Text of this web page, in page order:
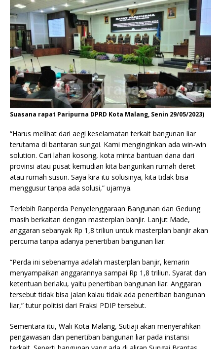
Suasana rapat Paripurna DPRD Kota Malang, Senin 29/05/2023)
“Harus melihat dari aegi keselamatan terkait bangunan liar
terutama di bantaran sungai. Kami menginginkan ada win-win
solution. Cari lahan kosong, kota minta bantuan dana dari
provinsi atau pusat kemudian kita bangunkan rumah deret
atau rumah susun. Saya kira itu solusinya, kita tidak bisa
menggusur tanpa ada solusi,” ujarnya.
Terlebih Ranperda Penyelenggaraan Bangunan dan Gedung
masih berkaitan dengan masterplan banjir. Lanjut Made,
anggaran sebanyak Rp 1,8 triliun untuk masterplan banjir akan
percuma tanpa adanya penertiban bangunan liar.
“Perda ini sebenarnya adalah masterplan banjir, kemarin
menyampaikan anggarannya sampai Rp 1,8 triliun. Syarat dan
ketentuan berlaku, yaitu penertiban bangunan liar. Anggaran
tersebut tidak bisa jalan kalau tidak ada penertiban bangunan
liar,” tutur politisi dari Fraksi PDIP tersebut.
Sementara itu, Wali Kota Malang, Sutiaji akan menyerahkan
pengawasan dan penertiban bangunan liar pada instansi